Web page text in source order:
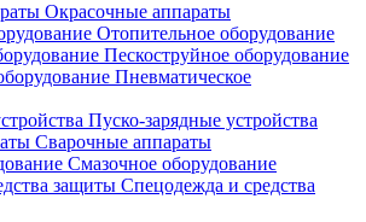
Окрасочные аппараты
Отопительное оборудование
Пескоструйное оборудование
Пневматическое
Пуско-зарядные устройства
Сварочные аппараты
Смазочное оборудование
Спецодежда и средства